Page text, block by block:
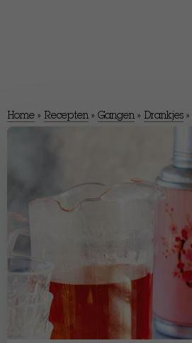
Home » Recepten » Gangen » Drankjes »